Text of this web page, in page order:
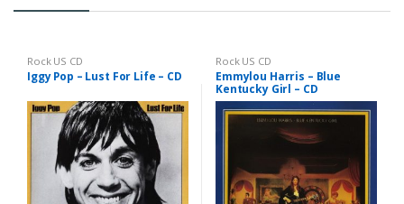
Rock US CD
Iggy Pop – Lust For Life – CD
Rock US CD
Emmylou Harris – Blue
Kentucky Girl – CD